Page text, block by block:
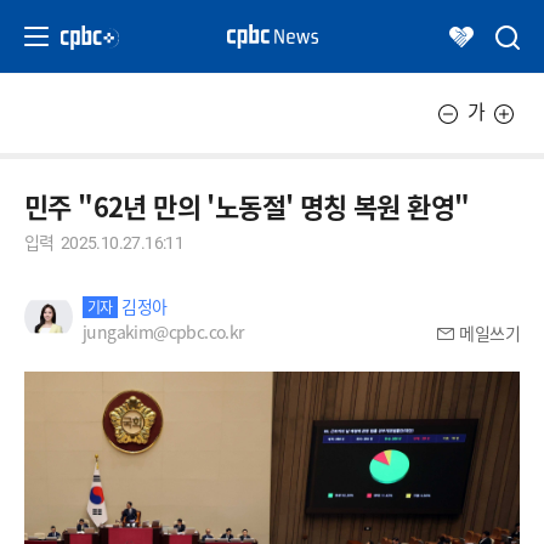
가
민주 "62년 만의 '노동절' 명칭 복원 환영"
입력 2025.10.27.16:11
기자 김정아
jungakim@cpbc.co.kr
메일쓰기